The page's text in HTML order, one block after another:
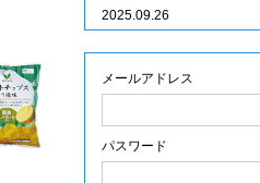
2025.09.26
システムメンテナンスに
ｘ(旧Twitter)での「簡単ロ
メールアドレス
パスワード